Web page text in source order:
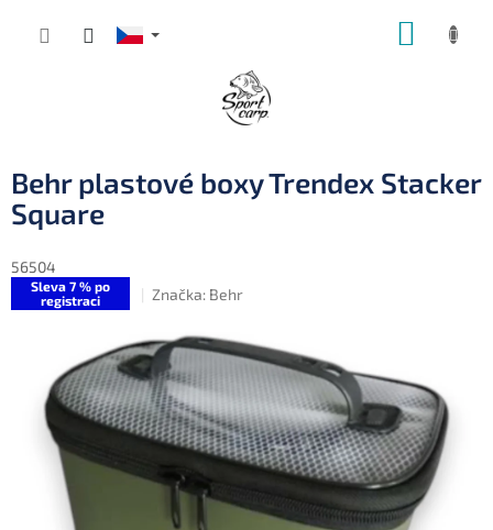
Behr plastové boxy Trendex Stacker
Square
56504
Sleva 7 % po
registraci
Značka: Behr